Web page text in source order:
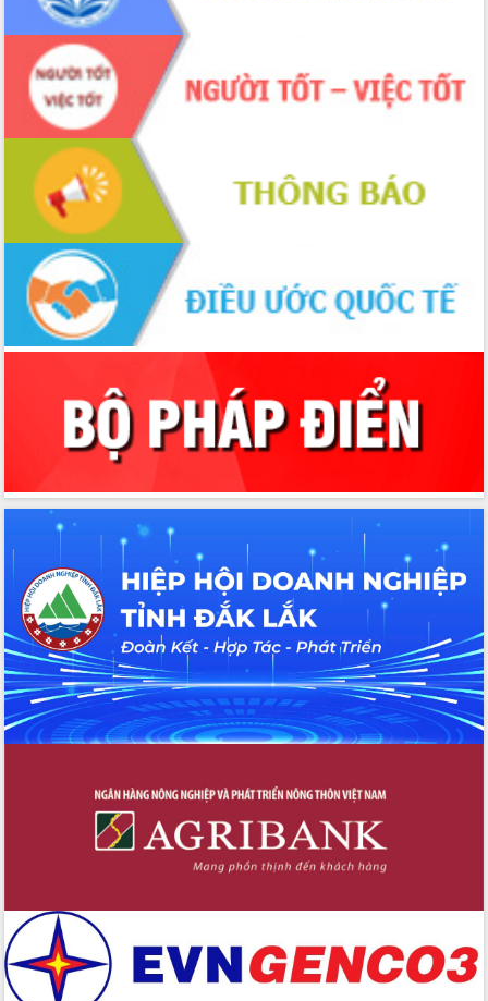
Đắk Lắk rà soát, điều chỉnh Đề án 190
về phát triển nuôi trồng thủy sản
Phó Chủ tịch UBND tỉnh Đắk Lắk
Trương Công Thái kiểm tra thực địa
Dự án cao tốc Khánh Hòa - Buôn Ma
Thuột
Định vị cà phê Việt Nam như một “di
sản sống” trong dòng chảy toàn cầu
Xây dựng nông thôn mới: Nâng cao đời
sống người dân từ những mô hình thiết
Quyết liệt tháo gỡ vướng mắc, đẩy
nhanh tiến độ các dự án trọng điểm
trong Khu kinh tế Nam Phú Yên
Hòn Yến phát triển du lịch gắn với bảo
Lấy ý kiến điều chỉnh Quy hoạch tỉnh
Đắk Lắk thời kỳ 2021-2030, tầm nhìn
đến năm 2050
Phát động chiến dịch 30 ngày đêm
giải phóng mặt bằng Tuyến đường bộ
ven biển
Đắk Lắk nỗ lực thúc đẩy tăng trưởng
kinh tế từ 10% trở lên trong Quý
II/2026
Đắk Lắk ký kết thỏa thuận hợp tác về
chuyển đổi số giai đoạn 2026 – 2030
với Tập đoàn Bưu chính Viễn thông
Việt Nam
Thứ trưởng Bộ Y tế làm việc với tỉnh
Đắk Lắk về phát triển nhân lực y tế
cho trạm y tế cấp xã
du khách thông qua Hệ thống cơ sở dữ
liệu và Bản đồ số
Tập huấn ứng dụng trí tuệ nhân tạo (AI)
trong thương mại điện tử năm 2026
trao đổi thông tin trước Kỳ họp thứ
nhất, Quốc hội khóa XVI
Quyết liệt cải cách hành chính, khơi
thông nguồn lực phát triển